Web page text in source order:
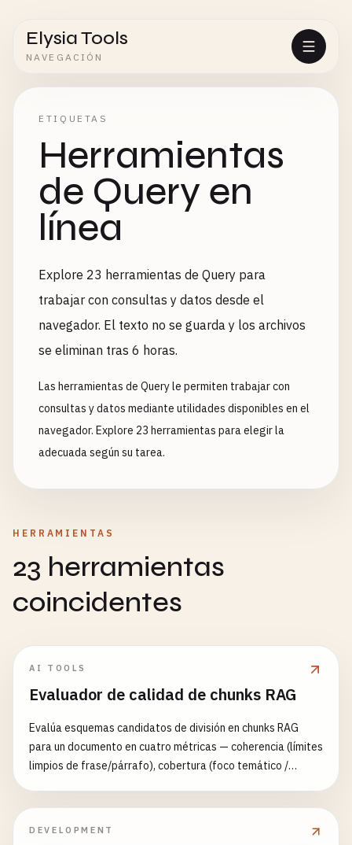
Elysia Tools
NAVEGACIÓN
ETIQUETAS
Herramientas
de Query en
línea
Explore 23 herramientas de Query para
trabajar con consultas y datos desde el
navegador. El texto no se guarda y los archivos
se eliminan tras 6 horas.
Las herramientas de Query le permiten trabajar con
consultas y datos mediante utilidades disponibles en el
navegador. Explore 23 herramientas para elegir la
adecuada según su tarea.
HERRAMIENTAS
23 herramientas
coincidentes
AI TOOLS
Evaluador de calidad de chunks RAG
Evalúa esquemas candidatos de división en chunks RAG
para un documento en cuatro métricas — coherencia (límites
limpios de frase/párrafo), cobertura (foco temático /
DEVELOPMENT